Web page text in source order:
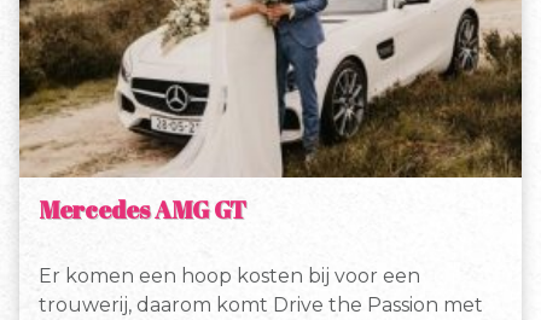
Mercedes AMG GT
Er komen een hoop kosten bij voor een
trouwerij, daarom komt Drive the Passion met